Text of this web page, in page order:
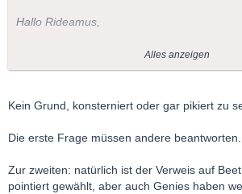
Hallo Rideamus,
etwas konsterniert frage ich dich:
War obige Aussage nun inspiriert oder
Oder nötigt dir Beethoven so wenig Respekt
Alles anzeigen
Kein Grund, konsterniert oder gar pikiert zu
Die erste Frage müssen andere beantworten.
Zur zweiten: natürlich ist der Verweis auf
pointiert gewählt, aber auch Genies haben